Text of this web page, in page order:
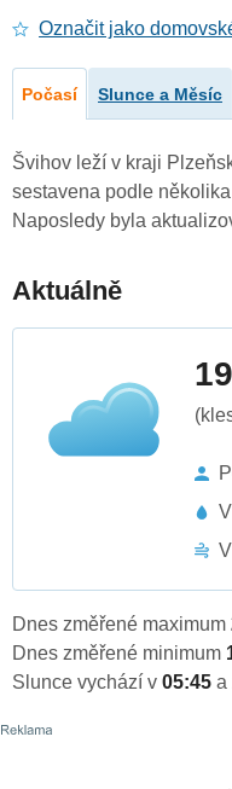
Označit jako
Počasí Slunce a Měsíc
Švihov leží v kraji
sestavena podle
Naposledy byla
Aktuálně
Dnes změřené maximum
Dnes změřené minimum
Slunce vychází v 05:45 a